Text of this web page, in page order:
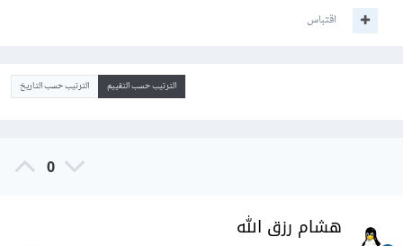
اقتباس
الترتيب حسب التقييم الترتيب حسب التاريخ
0
هشام رزق الله